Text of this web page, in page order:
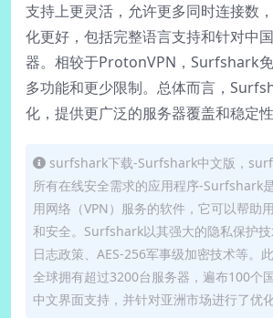
支持上更灵活，允许更多同时连接数
化更好，包括完整语言支持和针对中
器。相较于ProtonVPN，Surfshark
多功能和更少限制。总体而言，
化，提供更广泛的服务器覆盖和稳定性
surfshark下载-Surfshark中文版，
所有在线安全需求的应用程序-Surfshark
用网络（VPN）服务的软件，它可以帮助
和安全。Surfshark以其强大的隐私保护
日志政策、AES-256军事级加密技术等。
全球拥有超过3200台服务器，遍布100个
中文界面支持，并针对亚洲市场进行了优